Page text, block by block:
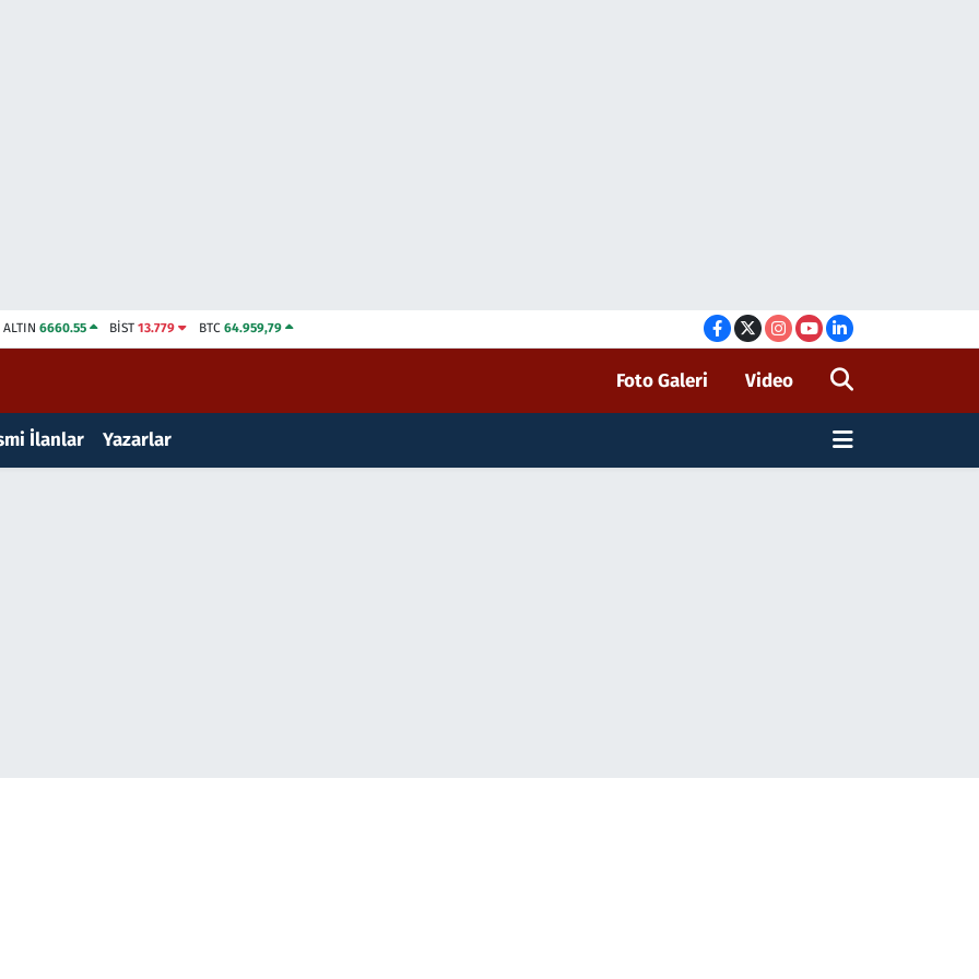
ALTIN 6660.55 BİST13.779 BTC 64.959,79
Foto Galeri Video
İlanlar Yazarlar